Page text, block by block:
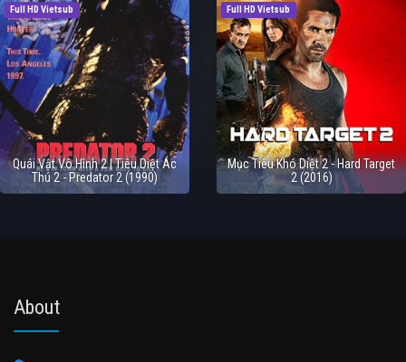
Full HD Vietsub
Quái Vật Vô Hình 2 | Tiêu Diệt Ác
Thú 2 - Predator 2 (1990)
Full HD Vietsub
Mục Tiêu Khó Diệt 2 - Hard Target
2 (2016)
About